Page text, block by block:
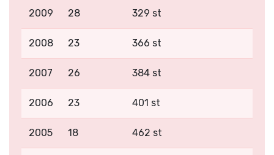
2009 28 329 st
2008 23 366 st
2007 26 384 st
2006 23 401 st
2005 18 462 st